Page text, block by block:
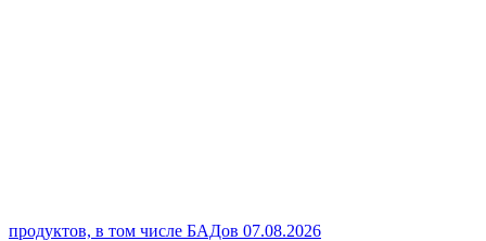
продуктов, в том числе БАДов 07.08.2026